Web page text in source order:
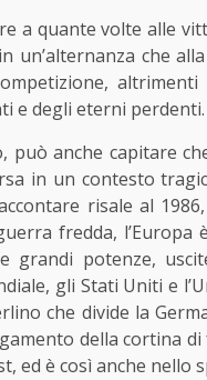
a quante volte alle
un’alternanza che
altrimenti
e degli eterni perdenti.
può anche capitare
in un contesto
risale al
fredda, l’Europa
grandi potenze,
gli Stati Uniti e
che divide la
della cortina di
ed è così anche nello